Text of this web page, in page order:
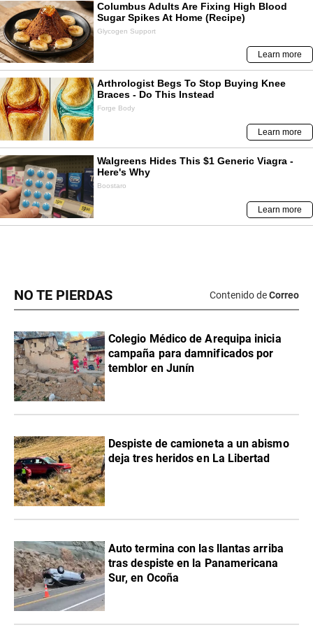
NO TE PIERDAS Contenido deCorreo
Colegio Médico de Arequipa inicia
campaña para damnificados por
temblor en Junín
Despiste de camioneta a un abismo
deja tres heridos en La Libertad
Auto termina con las llantas arriba
tras despiste en la Panamericana
Sur, en Ocoña